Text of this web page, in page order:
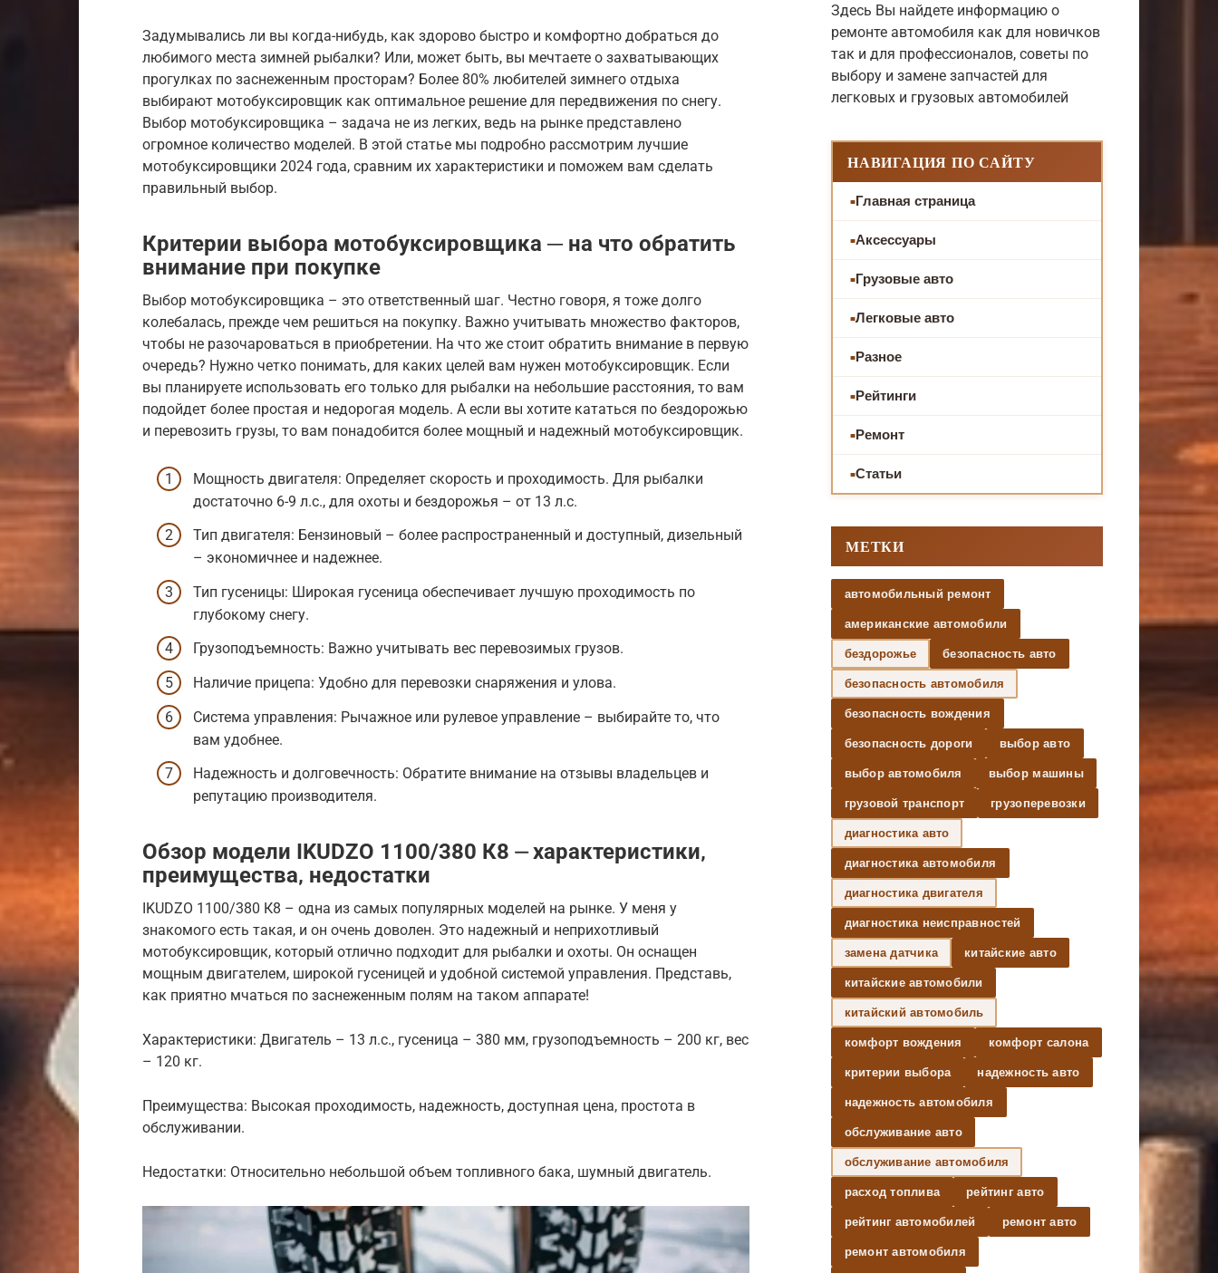
Задумывались ли вы когда-нибудь, как здорово быстро и комфортно добраться до
любимого места зимней рыбалки? Или, может быть, вы мечтаете о захватывающих
прогулках по заснеженным просторам? Более 80% любителей зимнего отдыха
выбирают мотобуксировщик как оптимальное решение для передвижения по снегу.
Выбор мотобуксировщика – задача не из легких, ведь на рынке представлено
огромное количество моделей. В этой статье мы подробно рассмотрим лучшие
мотобуксировщики 2024 года, сравним их характеристики и поможем вам сделать
правильный выбор.
Критерии выбора мотобуксировщика ─ на что обратить
внимание при покупке
Выбор мотобуксировщика – это ответственный шаг. Честно говоря, я тоже долго
колебалась, прежде чем решиться на покупку. Важно учитывать множество факторов,
чтобы не разочароваться в приобретении. На что же стоит обратить внимание в первую
очередь? Нужно четко понимать, для каких целей вам нужен мотобуксировщик. Если
вы планируете использовать его только для рыбалки на небольшие расстояния, то вам
подойдет более простая и недорогая модель. А если вы хотите кататься по бездорожью
и перевозить грузы, то вам понадобится более мощный и надежный мотобуксировщик.
Мощность двигателя: Определяет скорость и проходимость. Для рыбалки
достаточно 6-9 л.с., для охоты и бездорожья – от 13 л.с.
Тип двигателя: Бензиновый – более распространенный и доступный, дизельный
– экономичнее и надежнее.
Тип гусеницы: Широкая гусеница обеспечивает лучшую проходимость по
глубокому снегу.
Грузоподъемность: Важно учитывать вес перевозимых грузов.
Наличие прицепа: Удобно для перевозки снаряжения и улова.
Система управления: Рычажное или рулевое управление – выбирайте то, что
вам удобнее.
Надежность и долговечность: Обратите внимание на отзывы владельцев и
репутацию производителя.
Обзор модели IKUDZO 1100/380 К8 ⏤ характеристики‚
преимущества‚ недостатки
IKUDZO 1100/380 К8 – одна из самых популярных моделей на рынке. У меня у
знакомого есть такая, и он очень доволен. Это надежный и неприхотливый
мотобуксировщик, который отлично подходит для рыбалки и охоты. Он оснащен
мощным двигателем, широкой гусеницей и удобной системой управления. Представь,
как приятно мчаться по заснеженным полям на таком аппарате!
Характеристики: Двигатель – 13 л.с., гусеница – 380 мм, грузоподъемность – 200 кг, вес
– 120 кг.
Преимущества: Высокая проходимость, надежность, доступная цена, простота в
обслуживании.
Недостатки: Относительно небольшой объем топливного бака, шумный двигатель.
Здесь Вы найдете информацию о
ремонте автомобиля как для новичков
так и для профессионалов, советы по
выбору и замене запчастей для
легковых и грузовых автомобилей
НАВИГАЦИЯ ПО САЙТУ
Главная страница
Аксессуары
Грузовые авто
Легковые авто
Разное
Рейтинги
Ремонт
Статьи
МЕТКИ
автомобильный ремонт
американские автомобили
бездорожье безопасность авто
безопасность автомобиля
безопасность вождения
безопасность дороги выбор авто
выбор автомобиля выбор машины
грузовой транспорт грузоперевозки
диагностика авто
диагностика автомобиля
диагностика двигателя
диагностика неисправностей
замена датчика китайские авто
китайские автомобили
китайский автомобиль
комфорт вождения комфорт салона
критерии выбора надежность авто
надежность автомобиля
обслуживание авто
обслуживание автомобиля
расход топлива рейтинг авто
рейтинг автомобилей ремонт авто
ремонт автомобиля